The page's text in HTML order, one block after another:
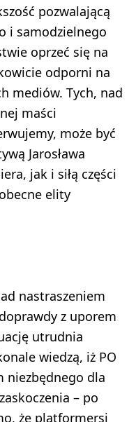
pozwalającą
i samodzielnego
oprzeć się na
odporni na
mediów. Tych, nad
maści
może być
Jarosława
jak i siłą części
elity
nastraszeniem
z uporem
utrudnia
wiedzą, iż PO
niezbędnego dla
– po
że platformersi